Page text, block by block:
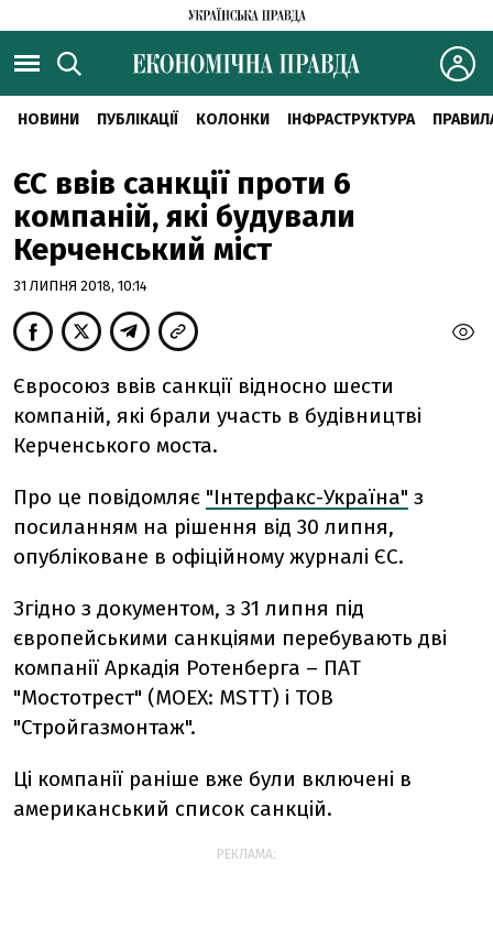
НОВИНИ ПУБЛІКАЦІЇ КОЛОНКИ ІНФРАСТРУКТУРА
ЄС ввів санкції проти 6
компаній, які будували
Керченський міст
31 ЛИПНЯ 2018, 10:14
Євросоюз ввів санкції відносно шести
компаній, які брали участь в будівництві
Керченського моста.
Про це повідомляє "Інтерфакс-Україна" з
посиланням на рішення від 30 липня,
опубліковане в офіційному журналі ЄС.
Згідно з документом, з 31 липня під
європейськими санкціями перебувають дві
компанії Аркадія Ротенберга – ПАТ
"Мостотрест" (MOEX: MSTT) і ТОВ
"Стройгазмонтаж".
Ці компанії раніше вже були включені в
американський список санкцій.
РЕКЛАМА: